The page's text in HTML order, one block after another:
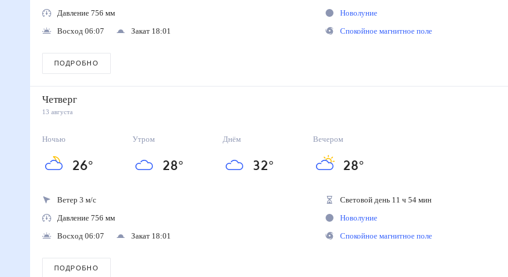
Давление 756 мм
Восход 06:07
Закат 18:01
Новолуние
Спокойное магнитное поле
ПОДРОБНО
Четверг
13 августа
Ночью
26°
Утром
28°
Днём
32°
Вечером
28°
Ветер 3 м/с
Давление 756 мм
Восход 06:07
Закат 18:01
Световой день 11 ч 54 мин
Новолуние
Спокойное магнитное поле
ПОДРОБНО